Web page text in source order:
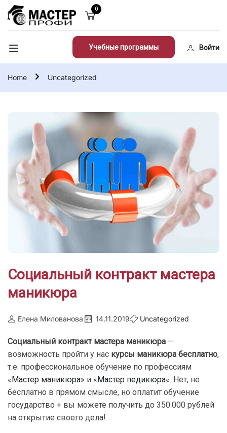
0
Учебные программы Войти
Home Uncategorized
Социальный контракт мастера
маникюра
Елена Милованова 14.11.2019 Uncategorized
Социальный контракт мастера маникюра —
возможность пройти у нас курсы маникюра бесплатно,
т.е. профессиональное обучение по профессиям
« Мастер маникюра» и « Мастер педикюра«. Нет, не
бесплатно в прямом смысле, но оплатит обучение
государство + вы можете получить до 350.000 рублей
на открытие своего дела!